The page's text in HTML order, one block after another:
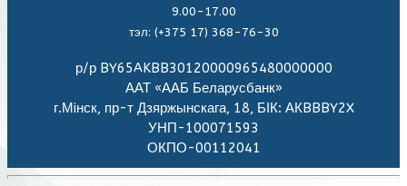
9.00-17.00
тэл: (+375 17) 368-76-30
р/р BY65AKBB30120000965480000000
ААТ «ААБ Беларусбанк»
г.Мiнск, пр-т Дзяржынскага, 18, БІК: АКBBBY2X
УНП-100071593
ОКПО-00112041